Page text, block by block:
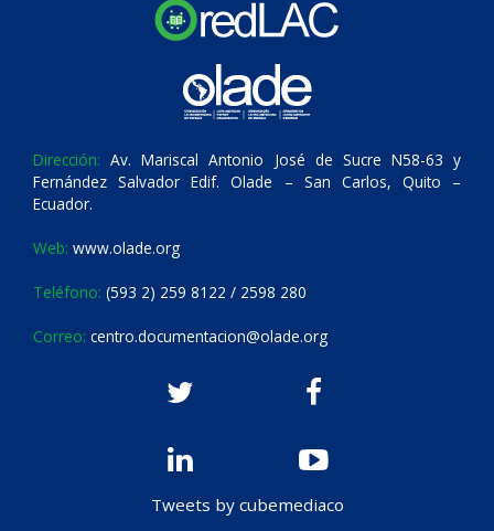
Dirección: Av. Mariscal Antonio José de Sucre N58-63 y
Fernández Salvador Edif. Olade – San Carlos, Quito –
Ecuador.
Web: www.olade.org
Teléfono: (593 2) 259 8122 / 2598 280
Correo: centro.documentacion@olade.org
Tweets by cubemediaco